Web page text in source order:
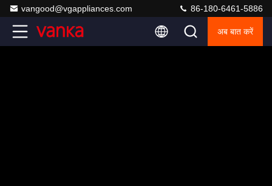
vangood@vgappliances.com 86-180-6461-5886
अब बात करें